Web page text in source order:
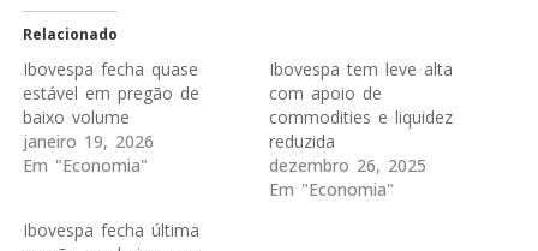
Relacionado
Ibovespa fecha quase
estável em pregão de
baixo volume
janeiro 19, 2026
Em "Economia"
Ibovespa tem leve alta
com apoio de
commodities e liquidez
reduzida
dezembro 26, 2025
Em "Economia"
Ibovespa fecha última